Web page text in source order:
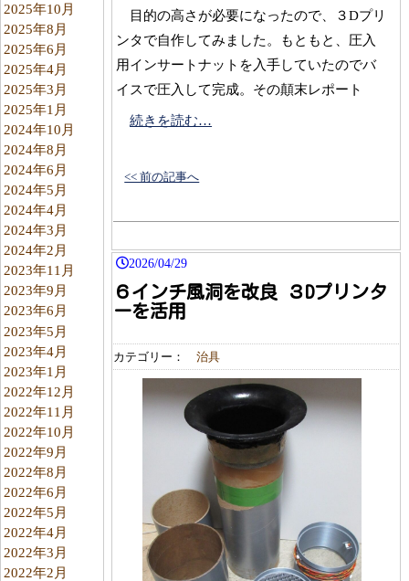
2025年10月
2025年8月
2025年6月
2025年4月
2025年3月
2025年1月
2024年10月
2024年8月
2024年6月
2024年5月
2024年4月
2024年3月
2024年2月
2023年11月
2023年9月
2023年6月
2023年5月
2023年4月
2023年1月
2022年12月
2022年11月
2022年10月
2022年9月
2022年8月
2022年6月
2022年5月
2022年4月
2022年3月
2022年2月
目的の高さが必要になったので、３Dプリ
ンタで自作してみました。もともと、圧入
用インサートナットを入手していたのでバ
イスで圧入して完成。その顛末レポート
続きを読む…
<< 前の記事へ
2026/04/29
６インチ風洞を改良 ３Dプリンタ
ーを活用
カテゴリー： 治具